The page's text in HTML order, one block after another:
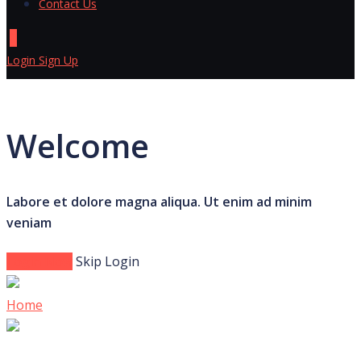
Contact Us
Login Sign Up
Welcome
Labore et dolore magna aliqua. Ut enim ad minim
veniam
Skip Login
Home